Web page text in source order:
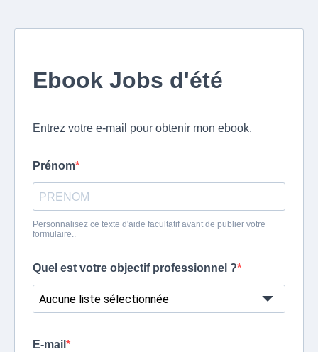
Ebook Jobs d'été
Entrez votre e-mail pour obtenir mon ebook.
Prénom
Personnalisez ce texte d'aide facultatif avant de publier votre
formulaire..
Quel est votre objectif professionnel ?
Aucune liste sélectionnée
E-mail